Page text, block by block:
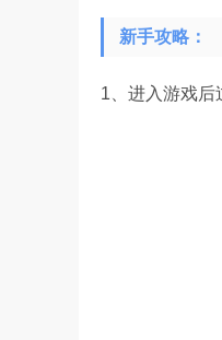
新手攻略：
1、进入游戏后